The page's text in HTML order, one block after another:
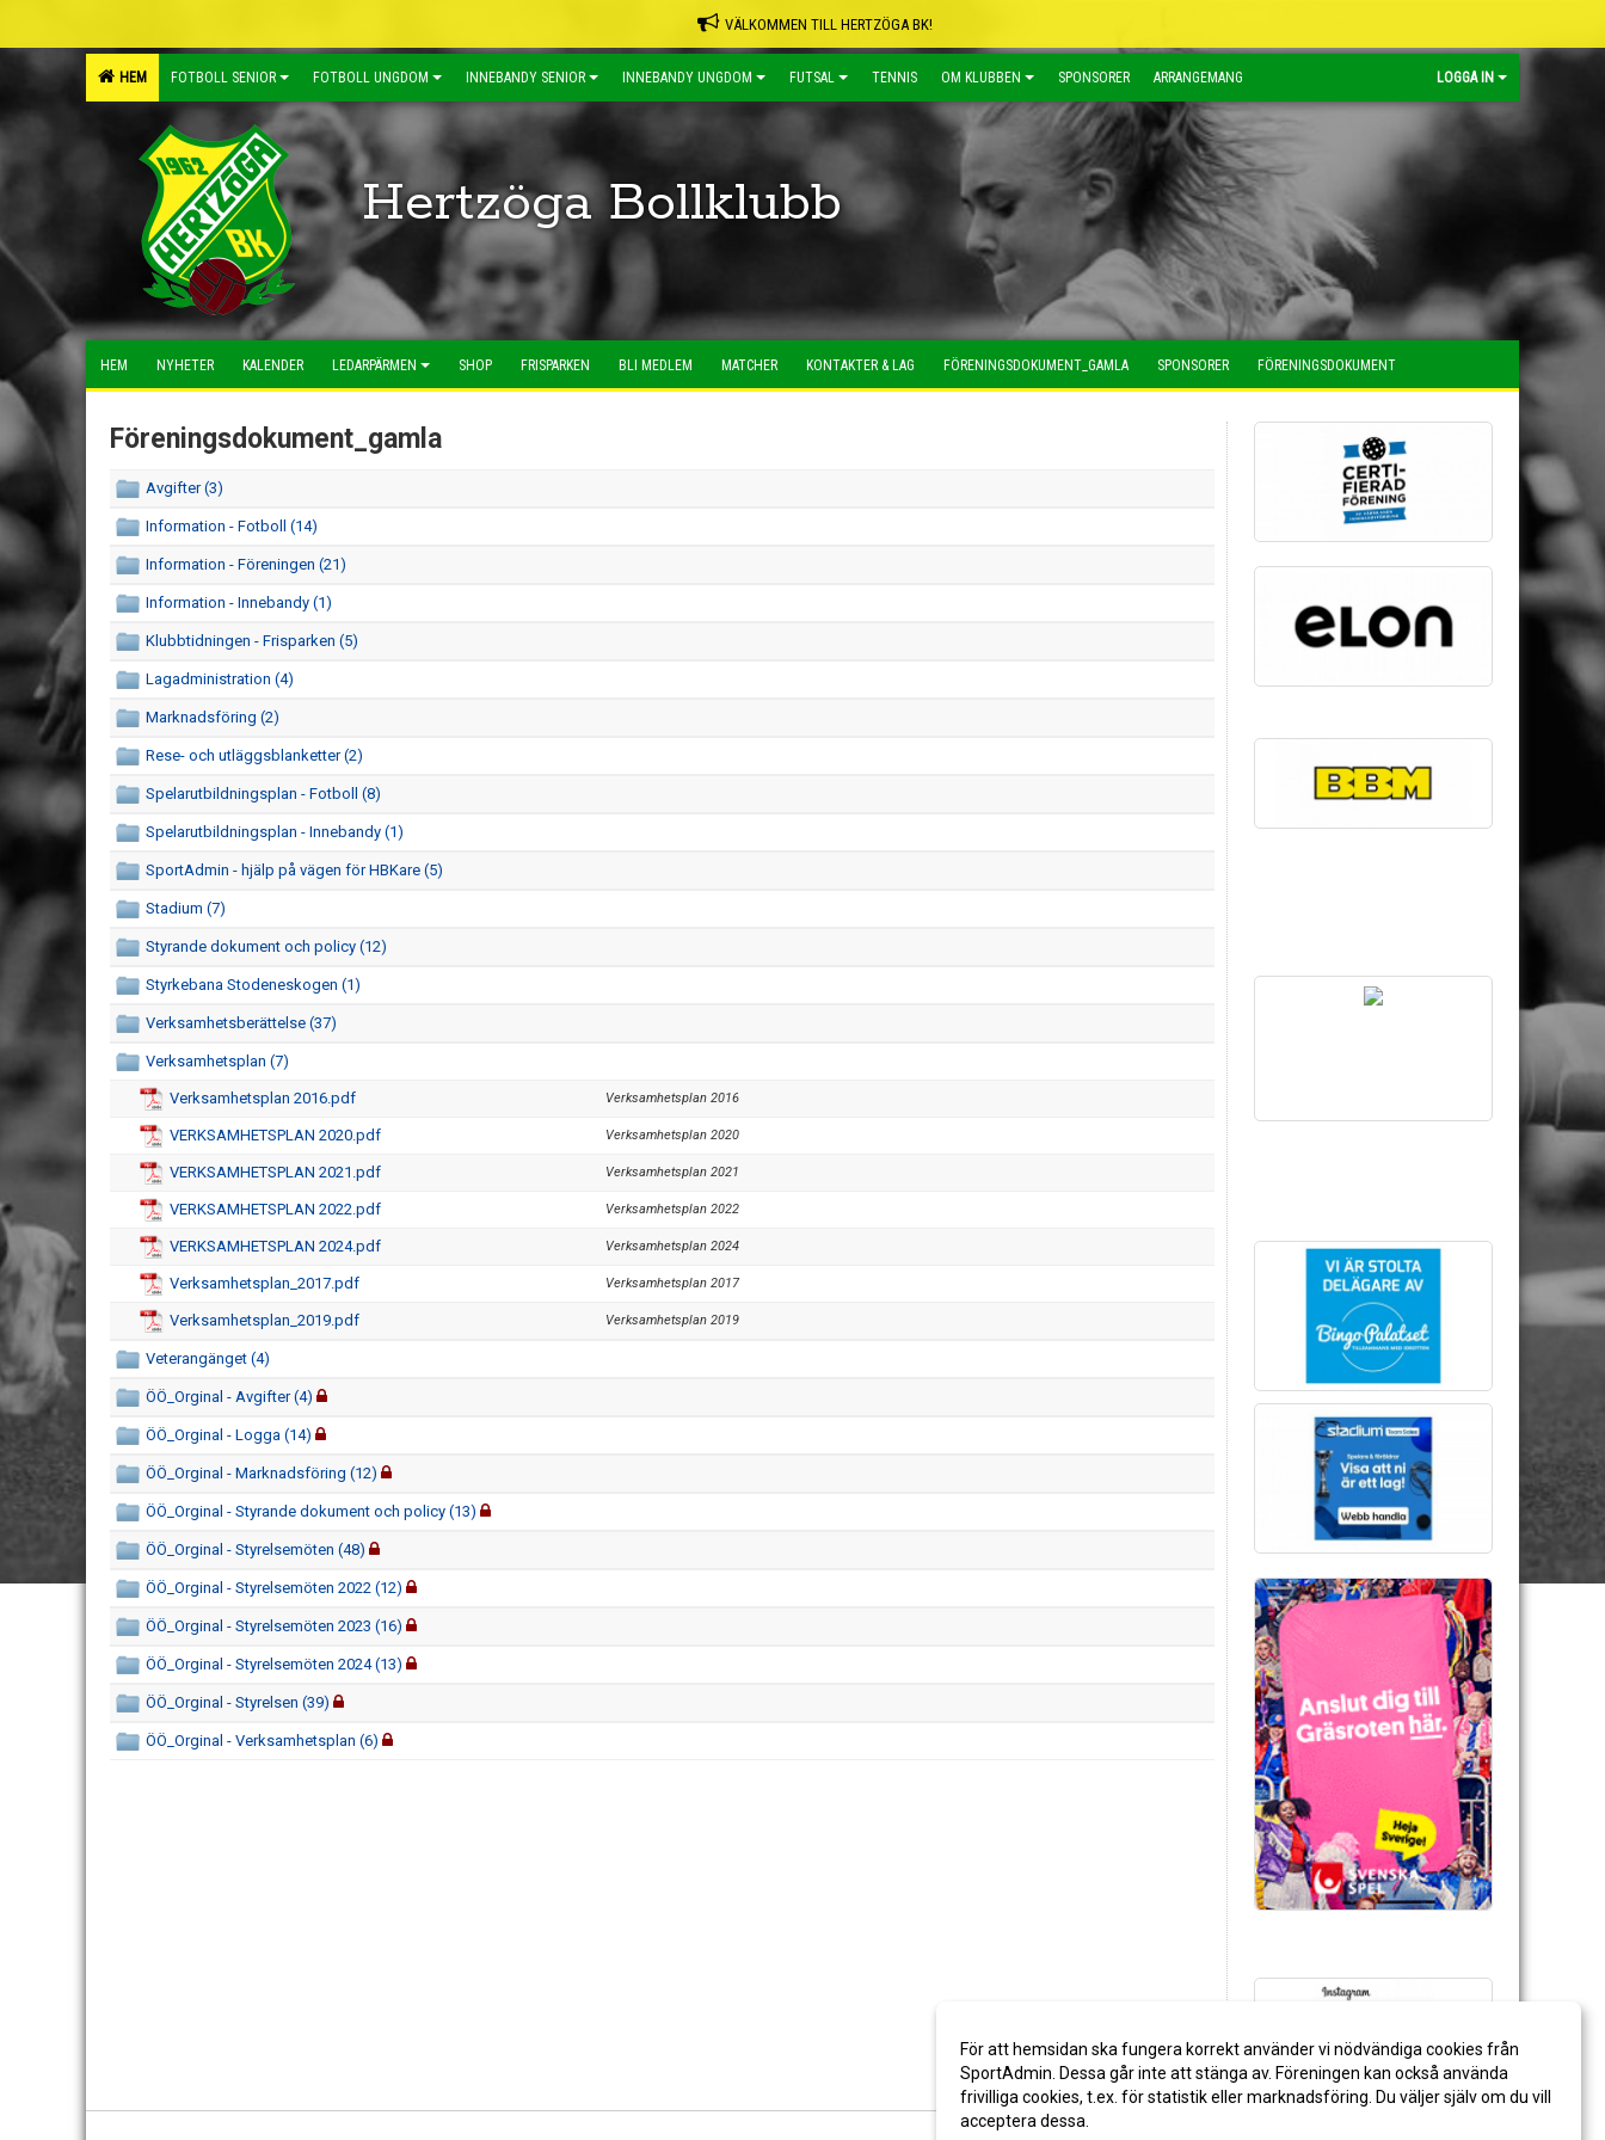
VÄLKOMMEN TILL HERTZÖGA BK!
HEM FOTBOLL SENIOR FOTBOLL UNGDOM INNEBANDY SENIOR INNEBANDY UNGDOM FUTSAL TENNIS OM KLUBBEN SPONSORER ARRANGEMANG LOGGA IN
Hertzöga Bollklubb
HEM NYHETER KALENDER LEDARPÄRMEN SHOP FRISPARKEN BLI MEDLEM MATCHER KONTAKTER & LAG FÖRENINGSDOKUMENT_GAMLA SPONSORER FÖRENINGSDOKUMENT
Föreningsdokument_gamla
Avgifter (3)
Information - Fotboll (14)
Information - Föreningen (21)
Information - Innebandy (1)
Klubbtidningen - Frisparken (5)
Lagadministration (4)
Marknadsföring (2)
Rese- och utläggsblanketter (2)
Spelarutbildningsplan - Fotboll (8)
Spelarutbildningsplan - Innebandy (1)
SportAdmin - hjälp på vägen för HBKare (5)
Stadium (7)
Styrande dokument och policy (12)
Styrkebana Stodeneskogen (1)
Verksamhetsberättelse (37)
Verksamhetsplan (7)
Verksamhetsplan 2016.pdf Verksamhetsplan 2016
VERKSAMHETSPLAN 2020.pdf Verksamhetsplan 2020
VERKSAMHETSPLAN 2021.pdf Verksamhetsplan 2021
VERKSAMHETSPLAN 2022.pdf Verksamhetsplan 2022
VERKSAMHETSPLAN 2024.pdf Verksamhetsplan 2024
Verksamhetsplan_2017.pdf Verksamhetsplan 2017
Verksamhetsplan_2019.pdf Verksamhetsplan 2019
Veterangänget (4)
ÖÖ_Orginal - Avgifter (4)
ÖÖ_Orginal - Logga (14)
ÖÖ_Orginal - Marknadsföring (12)
ÖÖ_Orginal - Styrande dokument och policy (13)
ÖÖ_Orginal - Styrelsemöten (48)
ÖÖ_Orginal - Styrelsemöten 2022 (12)
ÖÖ_Orginal - Styrelsemöten 2023 (16)
ÖÖ_Orginal - Styrelsemöten 2024 (13)
ÖÖ_Orginal - Styrelsen (39)
ÖÖ_Orginal - Verksamhetsplan (6)
För att hemsidan ska fungera korrekt använder vi nödvändiga cookies från
SportAdmin. Dessa går inte att stänga av. Föreningen kan också använda
frivilliga cookies, t.ex. för statistik eller marknadsföring. Du väljer själv om du vill
acceptera dessa.